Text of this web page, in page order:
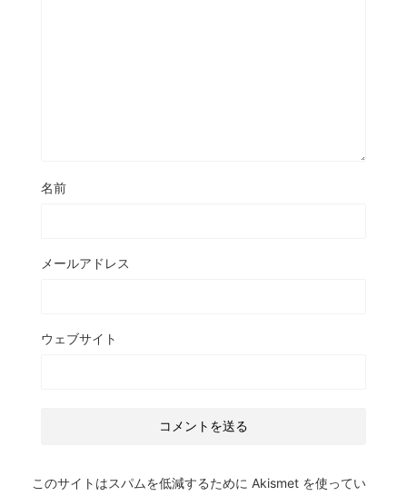
名前
メールアドレス
ウェブサイト
このサイトはスパムを低減するために Akismet を使ってい